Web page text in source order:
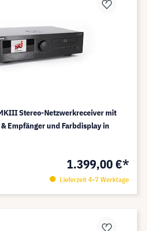
Stereo-Netzwerkreceiver mit
Empfänger und Farbdisplay in
1.399,00 €*
Lieferzeit 4-7 Werktage